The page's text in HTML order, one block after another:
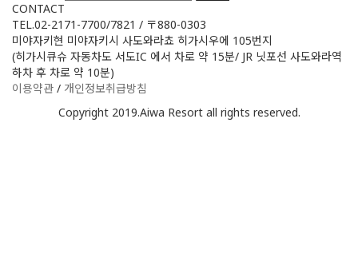
CONTACT
TEL.02-2171-7700/7821 / 〒880-0303
미야자키현 미야자키시 사도와라쵸 히가시우에 105번지
(히가시큐슈 자동차도 서도IC 에서 차로 약 15분/ JR 닛포선 사도와라역
하차 후 차로 약 10분)
이용약관 / 개인정보취급방침
Copyright 2019.Aiwa Resort all rights reserved.